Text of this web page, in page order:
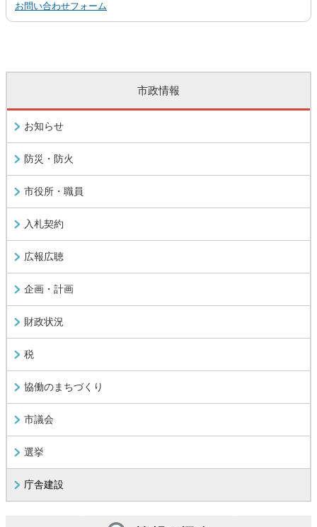
お問い合わせフォーム
市政情報
お知らせ
防災・防火
市役所・職員
入札契約
広報広聴
企画・計画
財政状況
税
協働のまちづくり
市議会
選挙
庁舎建設